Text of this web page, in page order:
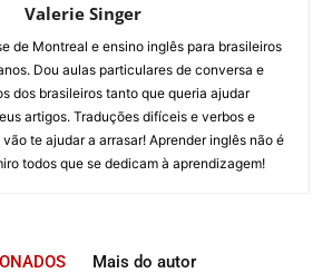
Valerie Singer
de Montreal e ensino inglês para brasileiros
Dou aulas particulares de conversa e
dos brasileiros tanto que queria ajudar
artigos. Traduções difíceis e verbos e
te ajudar a arrasar! Aprender inglês não é
todos que se dedicam à aprendizagem!
Mais do autor